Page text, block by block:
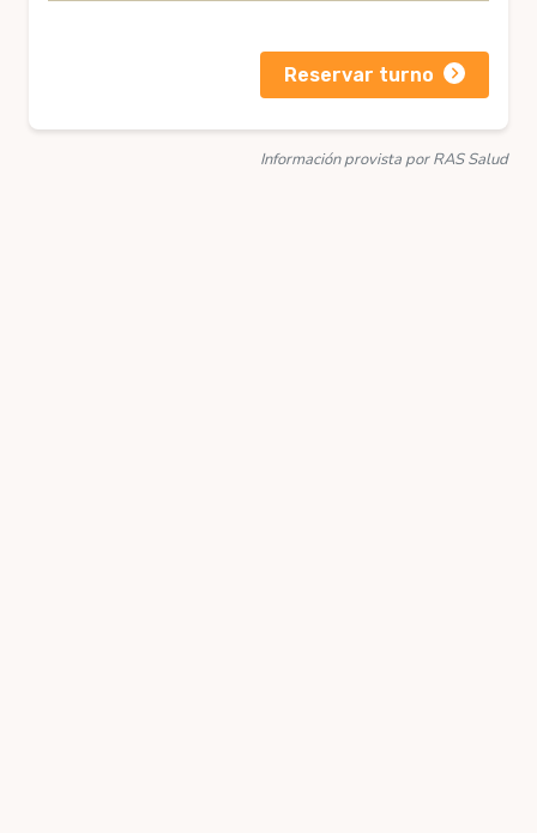
Reservar turno
Información provista por RAS Salud